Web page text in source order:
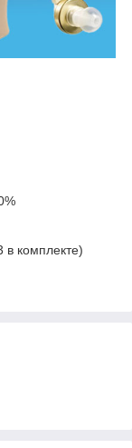
в комплекте)